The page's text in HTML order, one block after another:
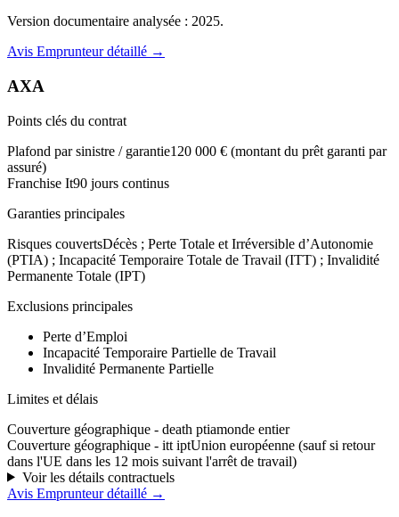
Version documentaire analysée : 2025.
Avis Emprunteurdétaillé →
AXA
Points clés du contrat
Plafond par sinistre / garantie120 000 € (montant du prêt garanti par
assuré)
Franchise It90 jours continus
Garanties principales
Risques couvertsDécès ; Perte Totale et Irréversible d’Autonomie
(PTIA) ; Incapacité Temporaire Totale de Travail (ITT) ; Invalidité
Permanente Totale (IPT)
Exclusions principales
Perte d’Emploi
Incapacité Temporaire Partielle de Travail
Invalidité Permanente Partielle
Limites et délais
Couverture géographique - death ptiamonde entier
Couverture géographique - itt iptUnion européenne (sauf si retour
dans l'UE dans les 12 mois suivant l'arrêt de travail)
Voir les détails contractuels
Avis Emprunteurdétaillé →